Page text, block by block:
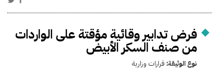
فرض تدابير وقائية مؤقتة على الواردات
من صنف السكر الأبيض
نوع الوثيقة: قرارات وزارية